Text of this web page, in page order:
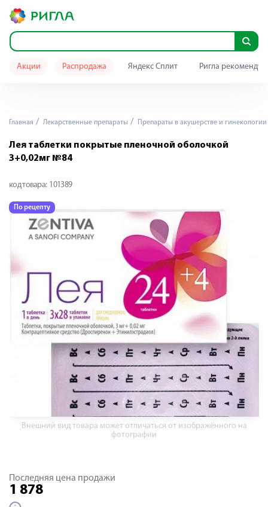
Акции Распродажа Яндекс Сплит Ригла
Главная Лекарственные препараты Препараты в акушерстве и гинекологии
Лея таблетки покрытые пленочной оболочкой
3+0,02мг №84
код товара: 101389
По рецепту
Внешний вид товара может отличаться от изображённого на
фотографии
Последняя цена продажи
1 878